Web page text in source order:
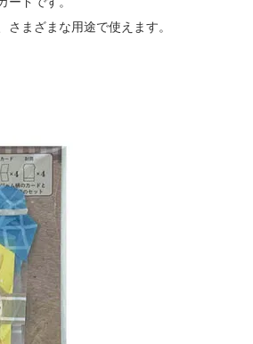
まざまな用途で使えます。